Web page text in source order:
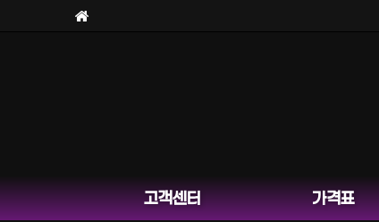
고객센터 가격표